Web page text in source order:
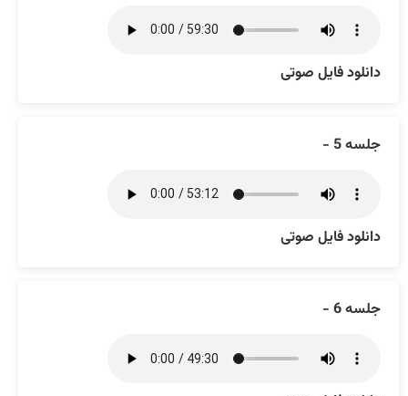
دانلود فایل صوتی
جلسه 5 -
دانلود فایل صوتی
جلسه 6 -